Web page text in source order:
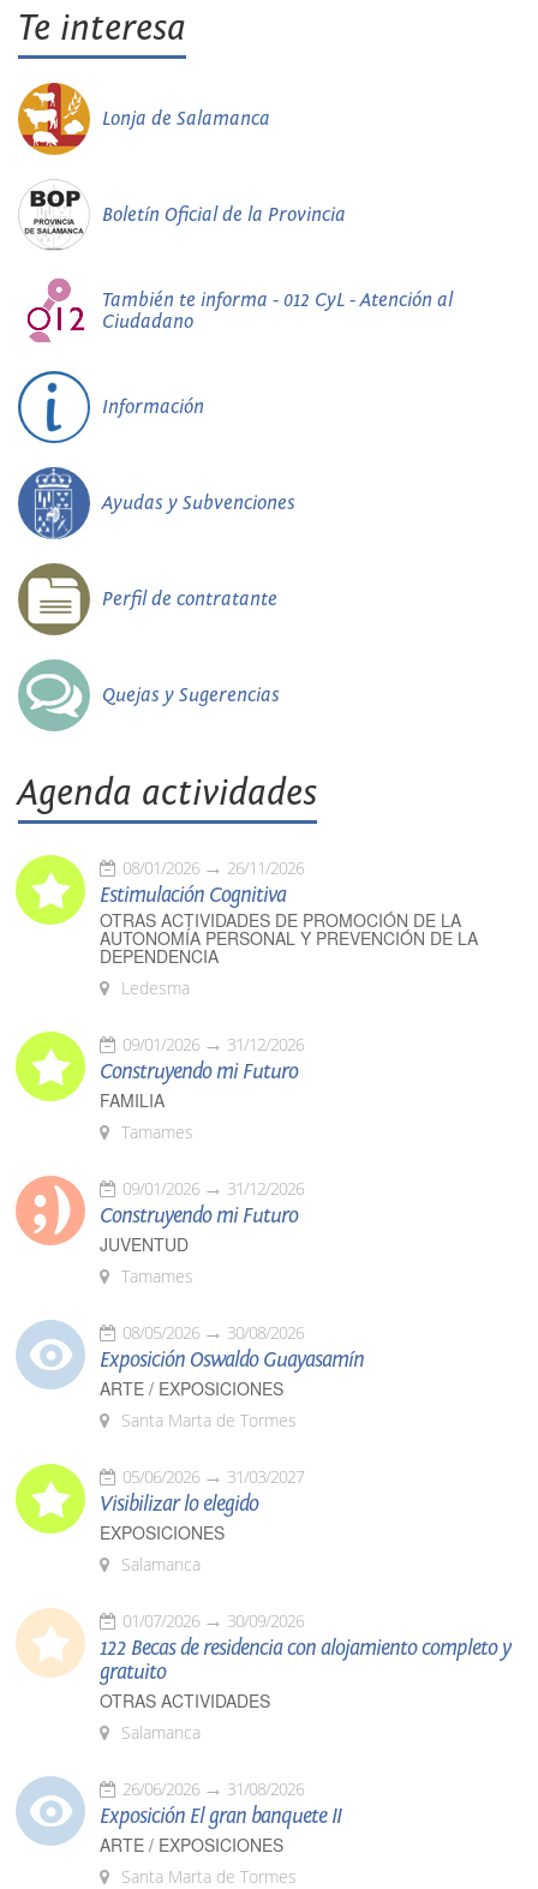
Te interesa
Lonja de Salamanca
Boletín Oficial de la Provincia
También te informa - 012 CyL - Atención al
Ciudadano
Información
Ayudas y Subvenciones
Perfil de contratante
Quejas y Sugerencias
Agenda actividades
08/01/2026 26/11/2026
Estimulación Cognitiva
OTRAS ACTIVIDADES DE PROMOCIÓN DE LA
AUTONOMÍA PERSONAL Y PREVENCIÓN DE LA
DEPENDENCIA
Ledesma
09/01/2026 31/12/2026
Construyendo mi Futuro
FAMILIA
Tamames
09/01/2026 31/12/2026
Construyendo mi Futuro
JUVENTUD
Tamames
08/05/2026 30/08/2026
Exposición Oswaldo Guayasamín
ARTE / EXPOSICIONES
Santa Marta de Tormes
05/06/2026 31/03/2027
Visibilizar lo elegido
EXPOSICIONES
Salamanca
01/07/2026 30/09/2026
122 Becas de residencia con alojamiento completo y
gratuito
OTRAS ACTIVIDADES
Salamanca
26/06/2026 31/08/2026
Exposición El gran banquete II
ARTE / EXPOSICIONES
Santa Marta de Tormes